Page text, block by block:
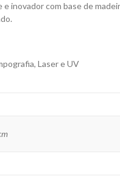
inovador com base de
Laser e UV